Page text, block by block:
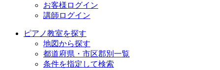
お客様ログイン
講師ログイン
ピアノ教室を探す
地図から探す
都道府県・市区郡別一覧
条件を指定して検索